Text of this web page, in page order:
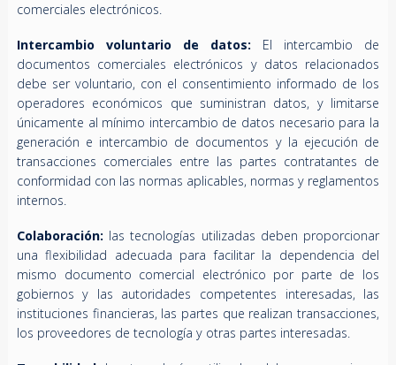
comerciales electrónicos.
Intercambio voluntario de datos: El intercambio de
documentos comerciales electrónicos y datos relacionados
debe ser voluntario, con el consentimiento informado de los
operadores económicos que suministran datos, y limitarse
únicamente al mínimo intercambio de datos necesario para la
generación e intercambio de documentos y la ejecución de
transacciones comerciales entre las partes contratantes de
conformidad con las normas aplicables, normas y reglamentos
internos.
Colaboración: las tecnologías utilizadas deben proporcionar
una flexibilidad adecuada para facilitar la dependencia del
mismo documento comercial electrónico por parte de los
gobiernos y las autoridades competentes interesadas, las
instituciones financieras, las partes que realizan transacciones,
los proveedores de tecnología y otras partes interesadas.